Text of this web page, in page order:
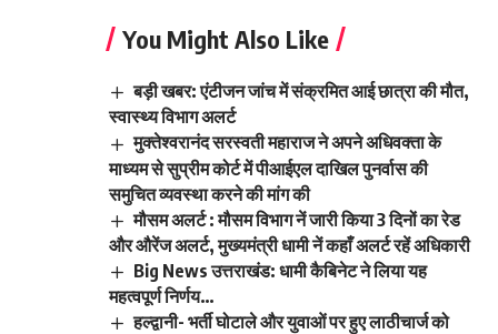
You Might Also Like
बड़ी खबर: एंटीजन जांच में संक्रमित आई छात्रा की मौत,
स्वास्थ्य विभाग अलर्ट
मुक्तेश्वरानंद सरस्वती महाराज ने अपने अधिवक्ता के
माध्यम से सुप्रीम कोर्ट में पीआईएल दाखिल पुनर्वास की
समुचित व्यवस्था करने की मांग की
मौसम अलर्ट : मौसम विभाग नें जारी किया 3 दिनों का रेड
और औरेंज अलर्ट, मुख्यमंत्री धामी नें कहाँ अलर्ट रहें अधिकारी
Big News उत्तराखंड: धामी कैबिनेट ने लिया यह
महत्वपूर्ण निर्णय…
हल्द्वानी- भर्ती घोटाले और युवाओं पर हुए लाठीचार्ज को